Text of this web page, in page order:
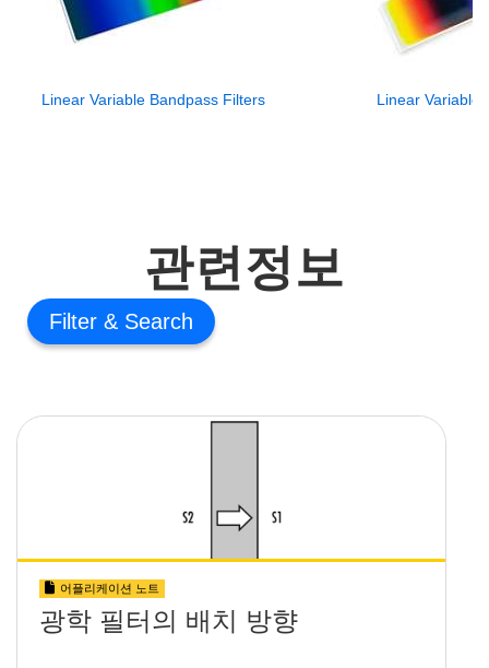
Linear Variable Bandpass Filters Linear Variable
관련정보
Filter
어플리케이션 노트
광학 필터의 배치 방향